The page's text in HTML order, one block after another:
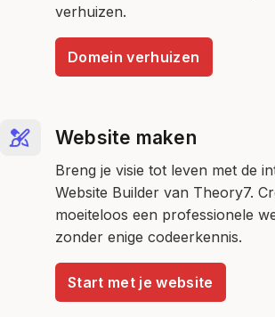
verhuizen.
Domein verhuizen
Website maken
Breng je visie tot leven met de
Website Builder van Theory7.
moeiteloos een professionele
zonder enige codeerkennis.
Start met je website